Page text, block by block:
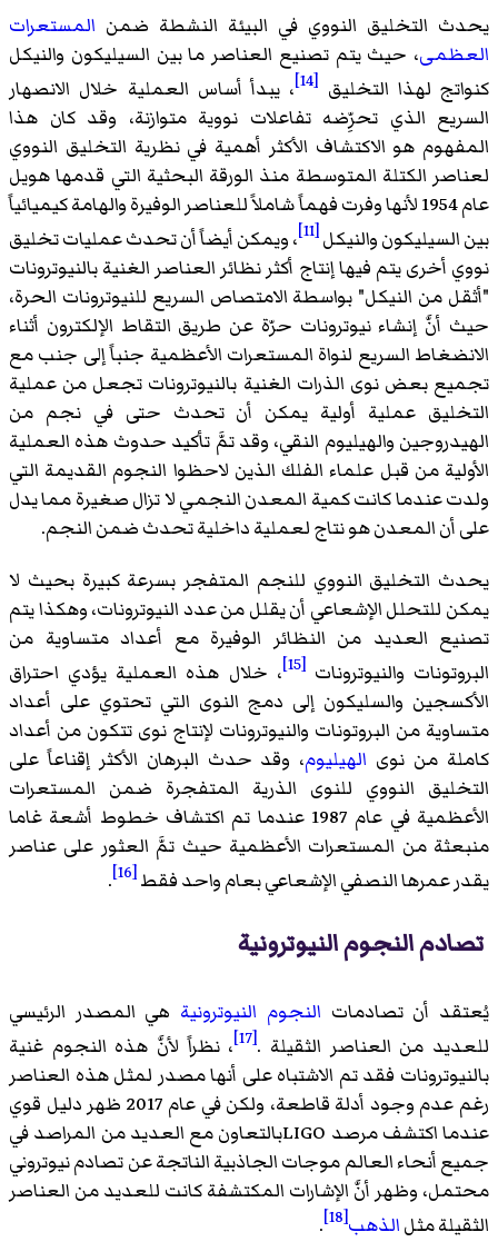
يحدث التخليق النووي في البيئة النشطة ضمن المستعرات
العظمى، حيث يتم تصنيع العناصر ما بين السيليكون والنيكل
كنواتج لهذا التخليق [14]
، يبدأ أساس العملية خلال الانصهار
السريع الذي تحرِّضه تفاعلات نووية متوازنة، وقد كان هذا
المفهوم هو الاكتشاف الأكثر أهمية في نظرية التخليق النووي
لعناصر الكتلة المتوسطة منذ الورقة البحثية التي قدمها هويل
عام 1954 لأنها وفرت فهماً شاملاً للعناصر الوفيرة والهامة كيميائياً
بين السيليكون والنيكل[11]
، ويمكن أيضاً أن تحدث عمليات تخليق
نووي أخرى يتم فيها إنتاج أكثر نظائر العناصر الغنية بالنيوترونات
"أثقل من النيكل" بواسطة الامتصاص السريع للنيوترونات الحرة،
حيث أنَّ إنشاء نيوترونات حرّة عن طريق التقاط الإلكترون أثناء
الانضغاط السريع لنواة المستعرات الأعظمية جنباً إلى جنب مع
تجميع بعض نوى الذرات الغنية بالنيوترونات تجعل من عملية
التخليق عملية أولية يمكن أن تحدث حتى في نجم من
الهيدروجين والهيليوم النقي، وقد تمَّ تأكيد حدوث هذه العملية
الأولية من قبل علماء الفلك الذين لاحظوا النجوم القديمة التي
ولدت عندما كانت كمية المعدن النجمي لا تزال صغيرة مما يدل
على أن المعدن هو نتاج لعملية داخلية تحدث ضمن النجم.
يحدث التخليق النووي للنجم المتفجر بسرعة كبيرة بحيث لا
يمكن للتحلل الإشعاعي أن يقلل من عدد النيوترونات، وهكذا يتم
تصنيع العديد من النظائر الوفيرة مع أعداد متساوية من
البروتونات والنيوترونات[15]
، خلال هذه العملية يؤدي احتراق
الأكسجين والسليكون إلى دمج النوى التي تحتوي على أعداد
متساوية من البروتونات والنيوترونات لإنتاج نوى تتكون من أعداد
كاملة من نوى الهيليوم، وقد حدث البرهان الأكثر إقناعاً على
التخليق النووي للنوى الذرية المتفجرة ضمن المستعرات
الأعظمية في عام 1987 عندما تم اكتشاف خطوط أشعة غاما
منبعثة من المستعرات الأعظمية حيث تمَّ العثور على عناصر
يقدر عمرها النصفي الإشعاعي بعام واحد فقط[16]
.
تصادم النجوم النيوترونية
يُعتقد أن تصادمات النجوم النيوترونية هي المصدر الرئيسي
للعديد من العناصر الثقيلة .[17]
، نظراً لأنَّ هذه النجوم غنية
بالنيوترونات فقد تم الاشتباه على أنها مصدر لمثل هذه العناصر
رغم عدم وجود أدلة قاطعة، ولكن في عام 2017 ظهر دليل قوي
عندما اكتشف مرصد LIGOبالتعاون مع العديد من المراصد في
جميع أنحاء العالم موجات الجاذبية الناتجة عن تصادم نيوتروني
محتمل، وظهر أنَّ الإشارات المكتشفة كانت للعديد من العناصر
الثقيلة مثلالذهب[18]
.